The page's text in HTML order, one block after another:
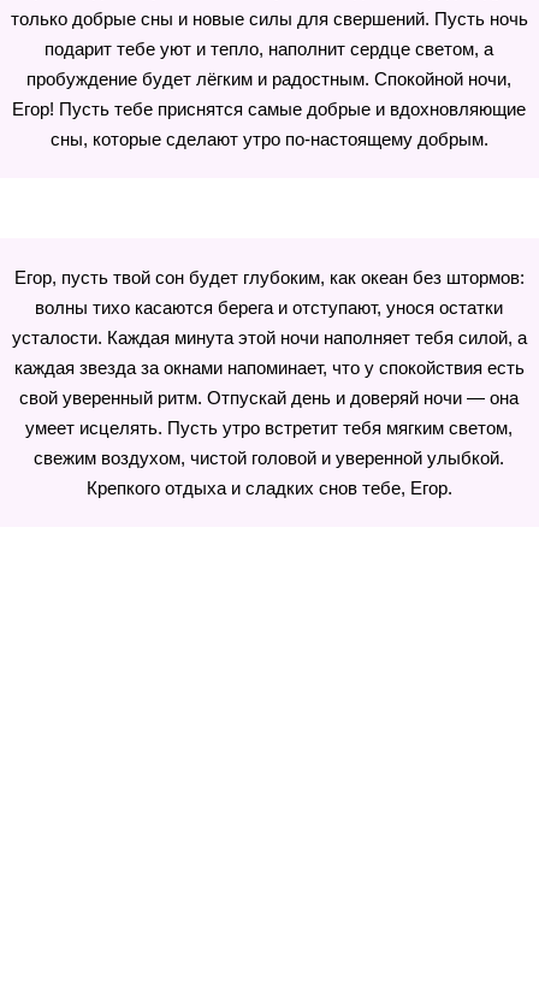
только добрые сны и новые силы для свершений. Пусть ночь
подарит тебе уют и тепло, наполнит сердце светом, а
пробуждение будет лёгким и радостным. Спокойной ночи,
Егор! Пусть тебе приснятся самые добрые и вдохновляющие
сны, которые сделают утро по-настоящему добрым.
Егор, пусть твой сон будет глубоким, как океан без штормов:
волны тихо касаются берега и отступают, унося остатки
усталости. Каждая минута этой ночи наполняет тебя силой, а
каждая звезда за окнами напоминает, что у спокойствия есть
свой уверенный ритм. Отпускай день и доверяй ночи — она
умеет исцелять. Пусть утро встретит тебя мягким светом,
свежим воздухом, чистой головой и уверенной улыбкой.
Крепкого отдыха и сладких снов тебе, Егор.